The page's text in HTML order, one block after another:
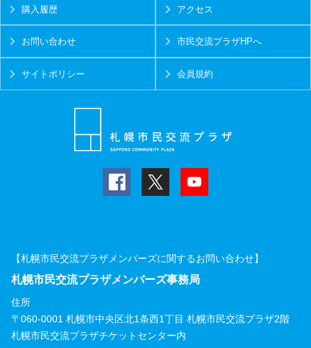
購入履歴 アクセス
お問い合わせ 市民交流プラザHPへ
サイトポリシー 会員規約
【札幌市民交流プラザメンバーズに関するお問い合わせ】
札幌市民交流プラザメンバーズ事務局
住所
〒060-0001 札幌市中央区北1条西1丁目 札幌市民交流プラザ2階
札幌市民交流プラザチケットセンター内